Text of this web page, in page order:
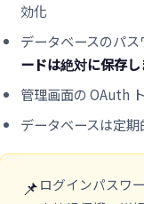
効化
データベースのパ
ードは絶対に保存
管理画面の OAuth
データベースは定
📌ログインパスワ